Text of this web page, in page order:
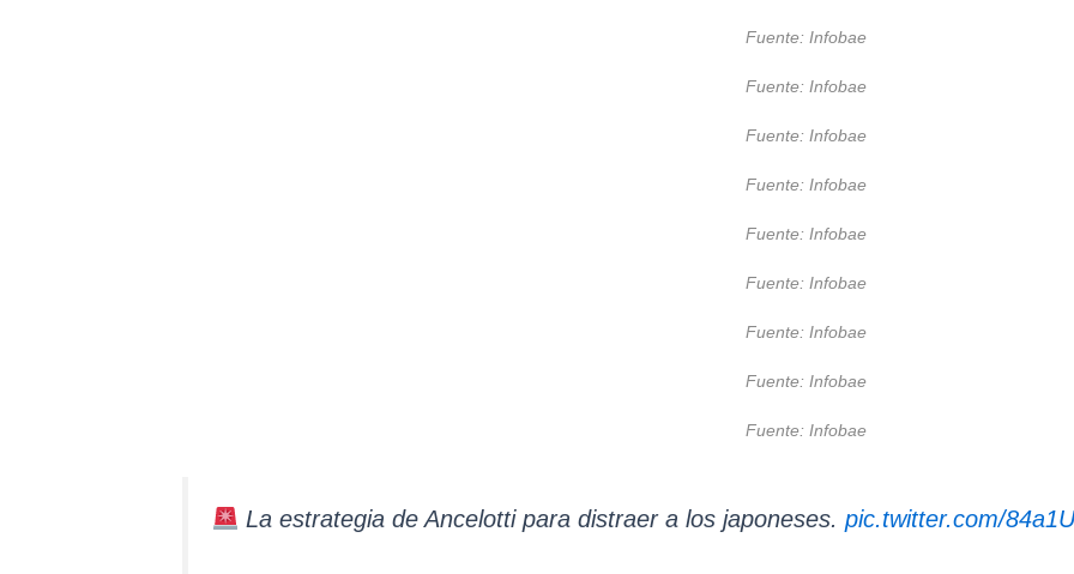
Fuente: Infobae
Fuente: Infobae
Fuente: Infobae
Fuente: Infobae
Fuente: Infobae
Fuente: Infobae
Fuente: Infobae
Fuente: Infobae
Fuente: Infobae
La estrategia de Ancelotti para distraer a los japoneses.pic.twitter.com/